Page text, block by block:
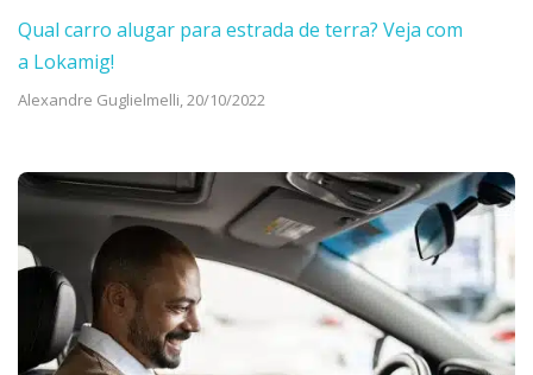
Qual carro alugar para estrada de terra? Veja com
a Lokamig!
Alexandre Guglielmelli,20/10/2022